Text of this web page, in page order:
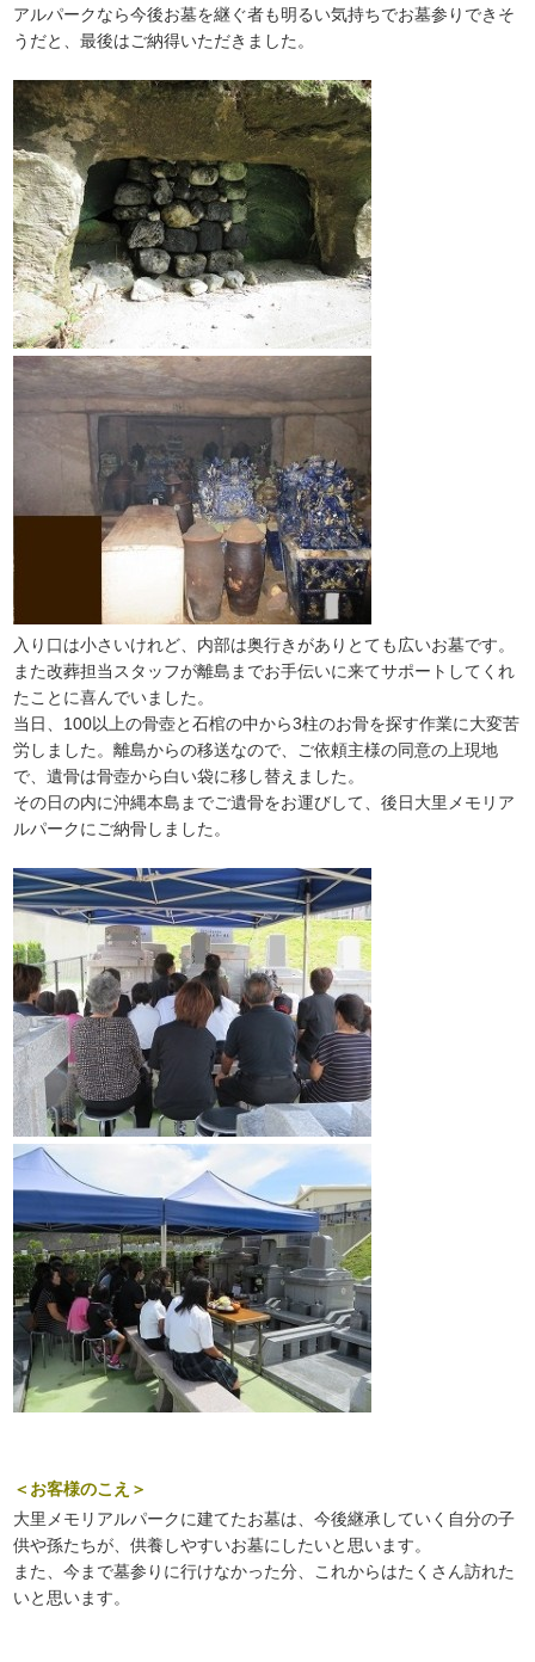
アルパークなら今後お墓を継ぐ者も明るい気持ちでお墓参りできそ
うだと、最後はご納得いただきました。
入り口は小さいけれど、内部は奥行きがありとても広いお墓です。
また改葬担当スタッフが離島までお手伝いに来てサポートしてくれ
たことに喜んでいました。
当日、100以上の骨壺と石棺の中から3柱のお骨を探す作業に大変苦
労しました。離島からの移送なので、ご依頼主様の同意の上現地
で、遺骨は骨壺から白い袋に移し替えました。
その日の内に沖縄本島までご遺骨をお運びして、後日大里メモリア
ルパークにご納骨しました。
＜お客様のこえ＞
大里メモリアルパークに建てたお墓は、今後継承していく自分の子
供や孫たちが、供養しやすいお墓にしたいと思います。
また、今まで墓参りに行けなかった分、これからはたくさん訪れた
いと思います。